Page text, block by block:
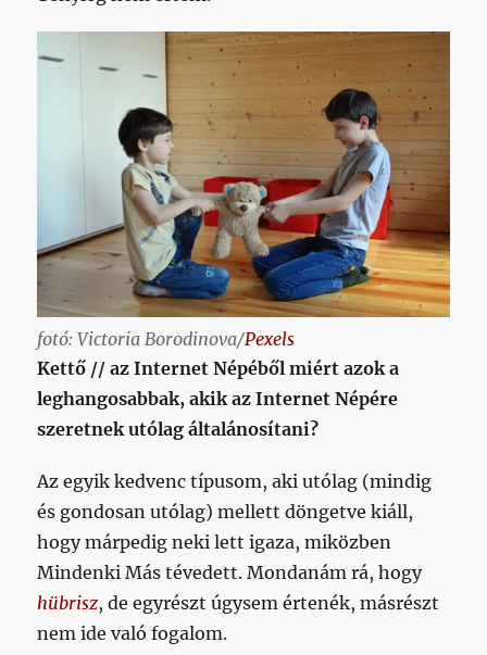
fotó: Victoria Borodinova/Pexels
Kettő // az Internet Népéből miért azok a
leghangosabbak, akik az Internet Népére
szeretnek utólag általánosítani?
Az egyik kedvenc típusom, aki utólag (mindig
és gondosan utólag) mellett döngetve kiáll,
hogy márpedig neki lett igaza, miközben
Mindenki Más tévedett. Mondanám rá, hogy
hübrisz, de egyrészt úgysem értenék, másrészt
nem ide való fogalom.